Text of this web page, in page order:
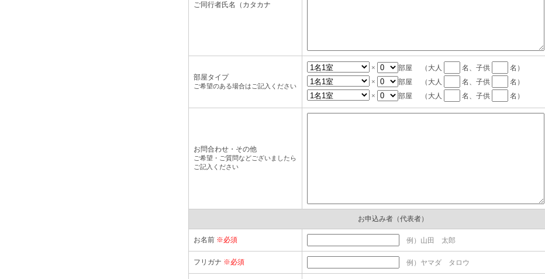
ご同行者氏名（カタカナ
部屋タイプ
ご希望のある場合はご記入ください
× 部屋 （大人 名、子供
名）
×
部屋 （大人 名、子供
名）
×
部屋 （大人 名、子供 名）
お問合わせ・その他
ご希望・ご質問などございましたら
ご記入ください
お申込み者（代表者）
お名前 ※必須 例）山田 太郎
フリガナ ※必須 例）ヤマダ タロウ